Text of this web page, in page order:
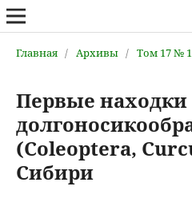
Главная / Архивы / Том 17 № 1
Первые находки
(Coleoptera,
Сибири